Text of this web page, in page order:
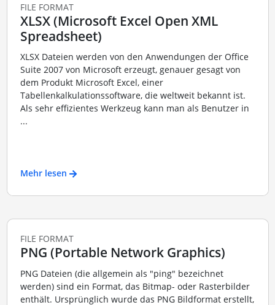
FILE FORMAT
XLSX (Microsoft Excel Open XML
Spreadsheet)
XLSX Dateien werden von den Anwendungen der Office
Suite 2007 von Microsoft erzeugt, genauer gesagt von
dem Produkt Microsoft Excel, einer
Tabellenkalkulationssoftware, die weltweit bekannt ist.
Als sehr effizientes Werkzeug kann man als Benutzer in
...
Mehr lesen
FILE FORMAT
PNG (Portable Network Graphics)
PNG Dateien (die allgemein als "ping" bezeichnet
werden) sind ein Format, das Bitmap- oder Rasterbilder
enthält. Ursprünglich wurde das PNG Bildformat erstellt,